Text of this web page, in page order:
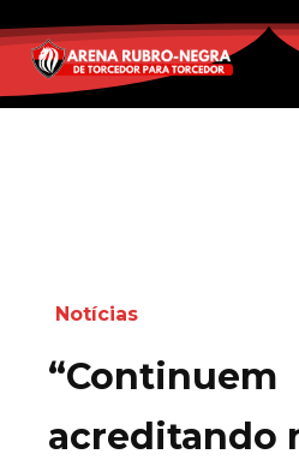
Notícias
“Continuem
acreditando